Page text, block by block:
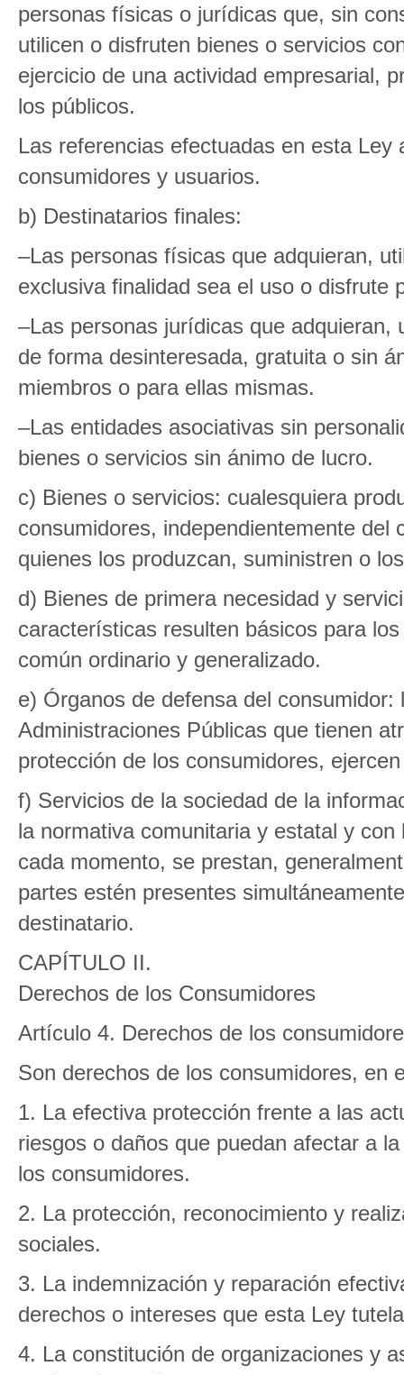
personas físicas o jurídicas que, sin
utilicen o disfruten bienes o servicios
ejercicio de una actividad empresarial,
los públicos.
Las referencias efectuadas en esta
consumidores y usuarios.
b) Destinatarios finales:
–Las personas físicas que adquieran,
exclusiva finalidad sea el uso o disfrute
–Las personas jurídicas que
de forma desinteresada, gratuita o sin
miembros o para ellas mismas.
–Las entidades asociativas sin
bienes o servicios sin ánimo de lucro.
c) Bienes o servicios: cualesquiera
consumidores, independientemente
quienes los produzcan, suministren o
d) Bienes de primera necesidad y
características resulten básicos para
común ordinario y generalizado.
e) Órganos de defensa del
Administraciones Públicas que tienen
protección de los consumidores,
f) Servicios de la sociedad de la
la normativa comunitaria y estatal y
cada momento, se prestan,
partes estén presentes
destinatario.
CAPÍTULO II.
Derechos de los Consumidores
Artículo 4. Derechos de los
Son derechos de los consumidores, en
1. La efectiva protección frente a las
riesgos o daños que puedan afectar a
los consumidores.
2. La protección, reconocimiento y
sociales.
3. La indemnización y reparación
derechos o intereses que esta Ley
4. La constitución de organizaciones y